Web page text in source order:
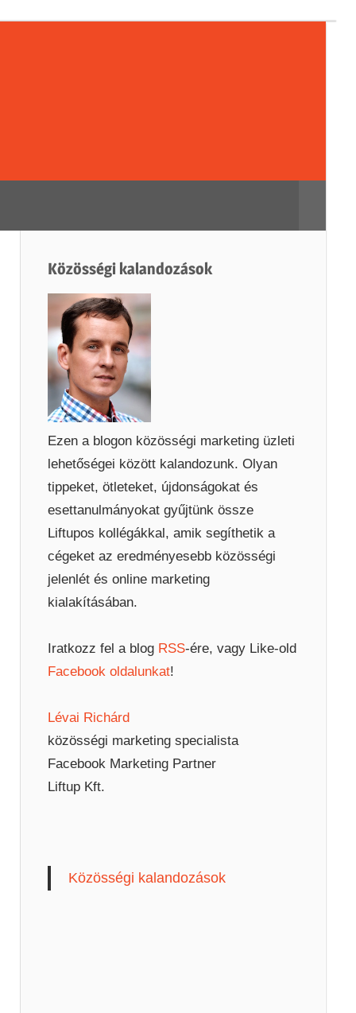
Közösségi kalandozások
Ezen a blogon közösségi marketing üzleti
lehetőségei között kalandozunk. Olyan
tippeket, ötleteket, újdonságokat és
esettanulmányokat gyűjtünk össze
Liftupos kollégákkal, amik segíthetik a
cégeket az eredményesebb közösségi
jelenlét és online marketing
kialakításában.
Iratkozz fel a blog RSS-ére, vagy Like-old
Facebook oldalunkat!
Lévai Richárd
közösségi marketing specialista
Facebook Marketing Partner
Liftup Kft.
Közösségi kalandozások